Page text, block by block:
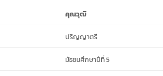
คุณวุฒิ
ปริญญาตรี
มัธยมศึกษาปีที่ 5